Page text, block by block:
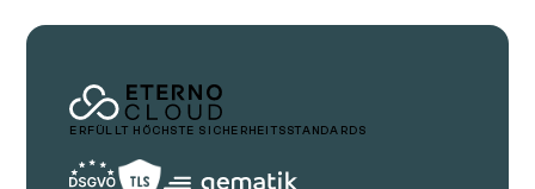
ERFÜLLT HÖCHSTE SICHERHEITSSTANDARDS